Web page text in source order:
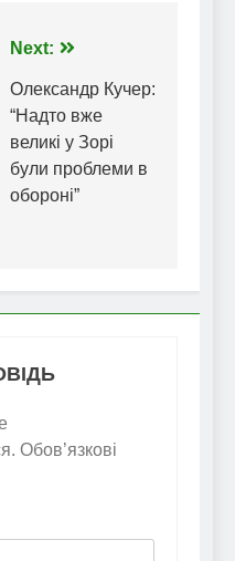
Next:
Олександр Кучер:
“Надто вже
великі у Зорі
були проблеми в
обороні”
Обов’язкові